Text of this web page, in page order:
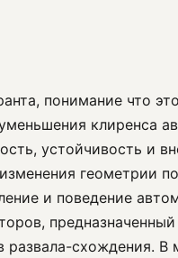
понимание что
клиренса
устойчивость и
геометрии
и поведение
развала-схождения.